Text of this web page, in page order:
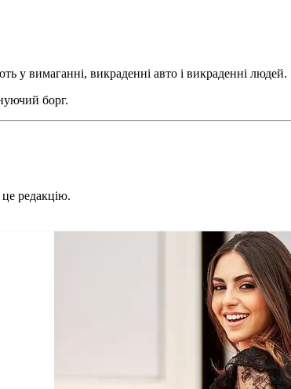
у вимаганні, викраденні авто і викраденні людей.
борг.
редакцію.